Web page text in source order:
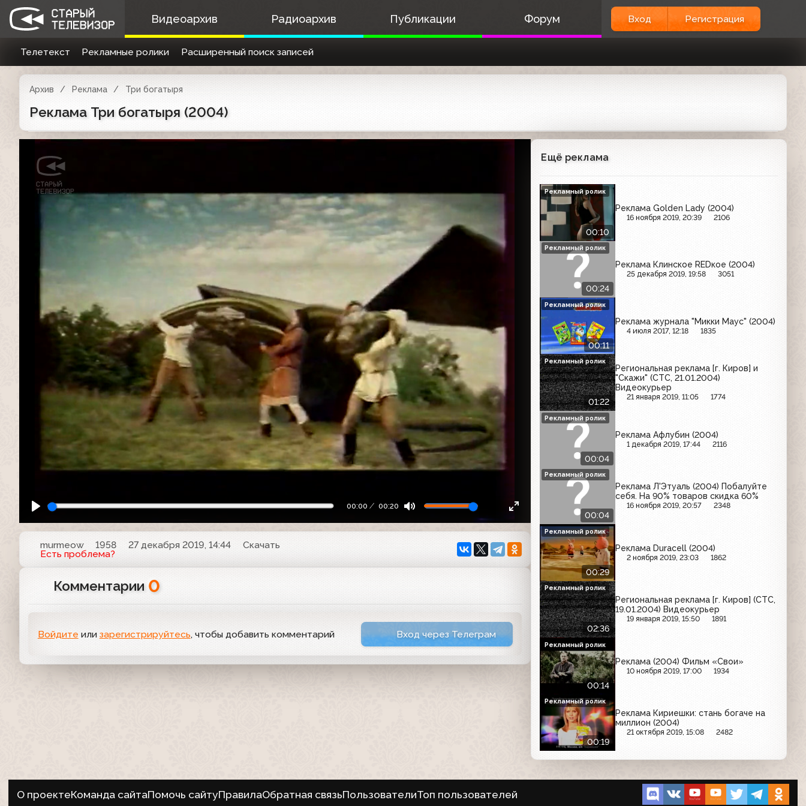
Видеоархив Радиоархив Публикации Форум Вход Регистрация
Телетекст Рекламные ролики Расширенный поиск записей
Архив Реклама Три богатыря
Реклама Три богатыря (2004)
00:00 00:20
murmeow 1958 27 декабря 2019, 14:44 Скачать
Есть проблема?
Комментарии 0
Войдите или зарегистрируйтесь, чтобы добавить комментарий Вход через Телеграм
Ещё реклама
00:10
Реклама Golden Lady (2004)
16 ноября 2019, 20:39 2106
Рекламный ролик
00:24
Реклама Клинское REDкое (2004)
25 декабря 2019, 19:58 3051
Рекламный ролик
00:11
Реклама журнала "Микки Маус" (2004)
4 июля 2017, 12:18 1835
Рекламный ролик
01:22
Региональная реклама [г. Киров] и
"Скажи" (СТС, 21.01.2004)
Видеокурьер
21 января 2019, 11:05 1774
Рекламный ролик
00:04
Реклама Афлубин (2004)
1 декабря 2019, 17:44 2116
Рекламный ролик
00:04
Реклама Л'Этуаль (2004) Побалуйте
себя. На 90% товаров скидка 60%
16 ноября 2019, 20:57 2348
Рекламный ролик
00:29
Реклама Duracell (2004)
2 ноября 2019, 23:03 1862
Рекламный ролик
02:36
Региональная реклама [г. Киров] (СТС,
19.01.2004) Видеокурьер
19 января 2019, 15:50 1891
Рекламный ролик
00:14
Реклама (2004) Фильм «Свои»
10 ноября 2019, 17:00 1934
Рекламный ролик
00:19
Реклама Кириешки: стань богаче на
миллион (2004)
21 октября 2019, 15:08 2482
Рекламный ролик
О проектеКоманда сайтаПомочь сайтуПравилаОбратная связьПользователиТоп пользователей